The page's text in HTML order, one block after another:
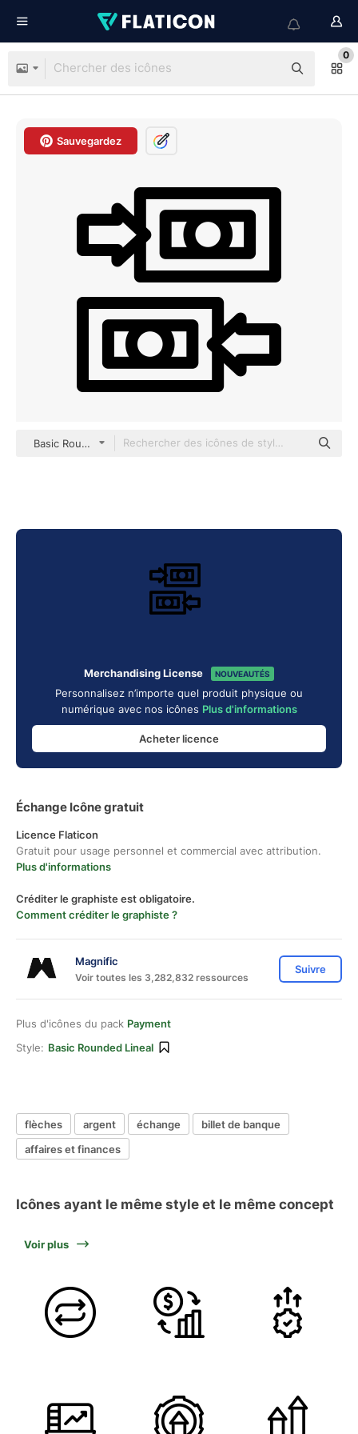
0
Sauvegardez
Basic Rounded Lineal
Merchandising License NOUVEAUTÉS
Personnalisez n’importe quel produit physique ou
numérique avec nos icônes Plus d'informations
Acheter licence
Échange Icône gratuit
Licence Flaticon
Gratuit pour usage personnel et commercial avec attribution.
Plus d'informations
Créditer le graphiste est obligatoire.
Comment créditer le graphiste ?
Magnific
Voir toutes les 3,282,832 ressources
Suivre
Plus d'icônes du pack Payment
Style: Basic Rounded Lineal
flèches argent échange
billet de banque
affaires et finances
Icônes ayant le même style et le même concept
Voir plus